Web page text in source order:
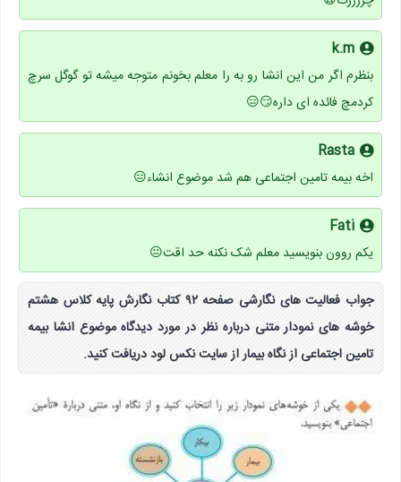
k.m
بنظرم اگر من این انشا رو به را معلم بخونم متوجه میشه تو گوگل سرچ
کردمچ فائده ای داره😏😑
Rasta
اخه بیمه تامین اجتماعی هم شد موضوع انشاء😑
Fati
یکم روون بنویسید معلم شک نکنه حد اقت😐
جواب فعالیت های نگارشی صفحه ۹۲ کتاب نگارش پایه کلاس هشتم
خوشه های نمودار متنی درباره نظر در مورد دیدگاه موضوع انشا بیمه
تامین اجتماعی از نگاه بیمار از سایت نکس لود دریافت کنید.